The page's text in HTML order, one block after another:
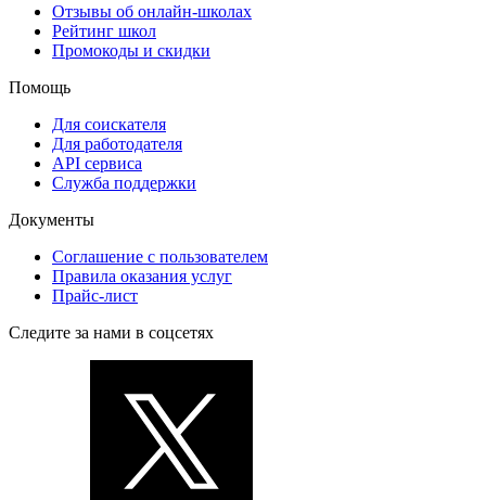
Отзывы об онлайн-школах
Рейтинг школ
Промокоды и скидки
Помощь
Для соискателя
Для работодателя
API сервиса
Служба поддержки
Документы
Соглашение с пользователем
Правила оказания услуг
Прайс-лист
Следите за нами в соцсетях